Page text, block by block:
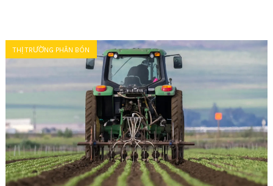
THỊ TRƯỜNG PHÂN BÓN